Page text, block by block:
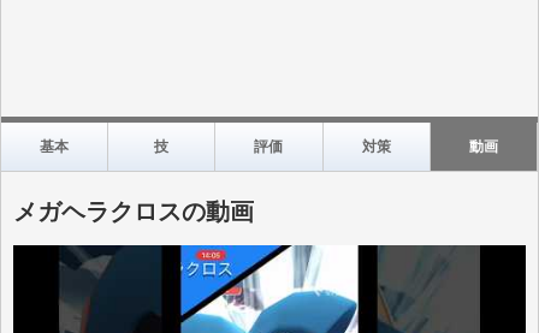
基本 技 評価 対策 動画
メガヘラクロスの動画